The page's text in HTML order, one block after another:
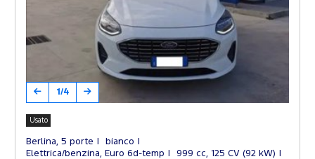
1/4
Usato
Berlina, 5 porte
bianco
Elettrica/benzina, Euro 6d-temp
999 cc, 125 CV (92 kW)